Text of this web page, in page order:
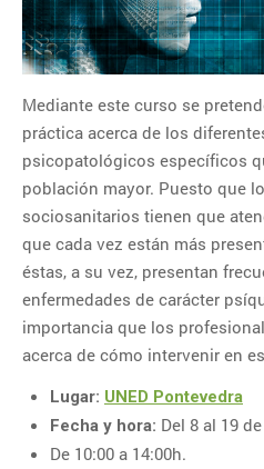
CALENDARIO
agosto 2026
L M X J V S D
1
2
10
11 12 13 14 15
16
17
19 20 22
23
24
25 26 27 28 29
30
CATEGORÍAS
Mediante este curso se
práctica acerca de los
psicopatológicos específicos
población mayor. Puesto que
sociosanitarios tienen que
que cada vez están más
éstas, a su vez, presentan
enfermedades de carácter
importancia que los
acerca de cómo intervenir en
Lugar: UNED Pontevedra
Fecha y hora: Del 8 al 19
De 10:00 a 14:00h.